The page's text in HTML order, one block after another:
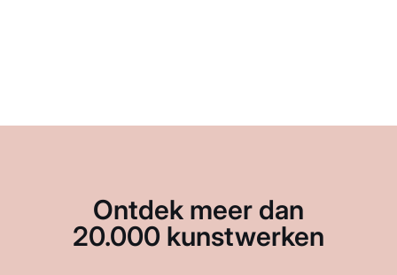
Ontdek meer dan
20.000 kunstwerken